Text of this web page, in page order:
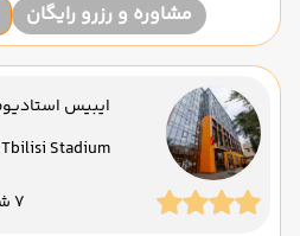
مشاوره و رزرو رایگان
ایبیس
Stadium
7 شب